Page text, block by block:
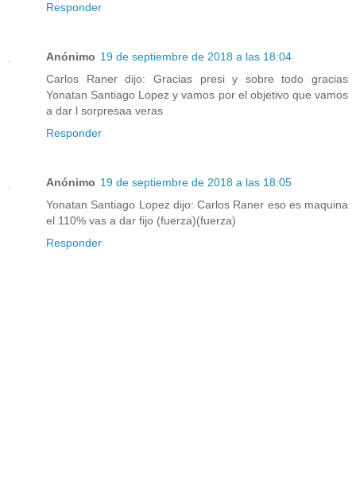
Responder
Anónimo 19 de septiembre de 2018 a las 18:04
Carlos Raner dijo: Gracias presi y sobre todo gracias
Yonatan Santiago Lopez y vamos por el objetivo que vamos
a dar l sorpresaa veras
Responder
Anónimo 19 de septiembre de 2018 a las 18:05
Yonatan Santiago Lopez dijo: Carlos Raner eso es maquina
el 110% vas a dar fijo (fuerza)(fuerza)
Responder